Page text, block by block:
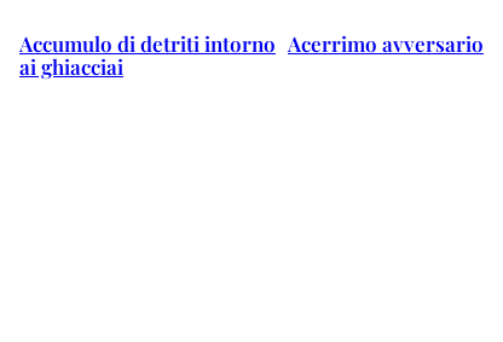
Accumulo di detriti intorno
ai ghiacciai
Acerrimo avversario